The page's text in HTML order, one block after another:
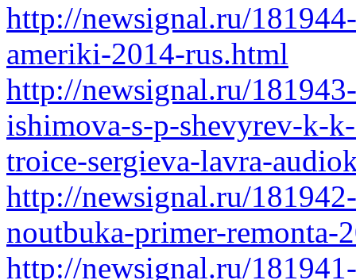
http://newsignal.ru/
ameriki-2014-rus.html
http://newsignal.ru/
ishimova-s-p-shevyrev-k-
troice-sergieva-lavra-
http://newsignal.ru/
noutbuka-primer-remonta-
http://newsignal.ru/